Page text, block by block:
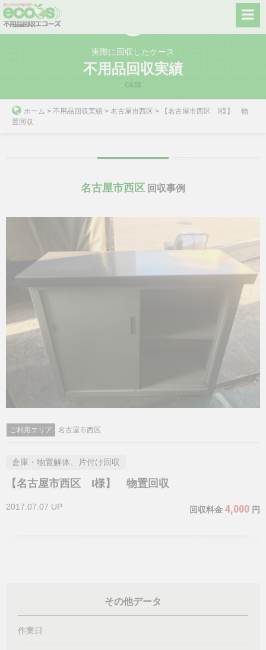
Skip
to
実際に回収したケース
不用品回収実績
CASE
ホーム > 不用品回収実績 > 名古屋市西区 >
【名古屋市西区 I様】 物
置回収
名古屋市西区 回収事例
ご利用エリア 名古屋市西区
倉庫・物置解体、片付け回収
【名古屋市西区 I様】 物置回収
2017.07.07 UP 回収料金 4,000 円
その他データ
作業日